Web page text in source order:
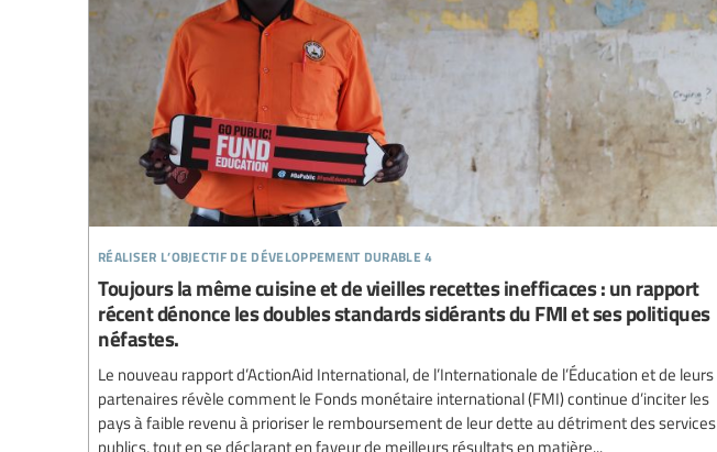
réaliser l’objectif de développement durable 4
Toujours la même cuisine et de vieilles recettes inefficaces : un rapport
récent dénonce les doubles standards sidérants du FMI et ses politiques
néfastes.
Le nouveau rapport d’ActionAid International, de l’Internationale de l’Éducation et de leurs
partenaires révèle comment le Fonds monétaire international (FMI) continue d’inciter les
pays à faible revenu à prioriser le remboursement de leur dette au détriment des services
publics, tout en se déclarant en faveur de meilleurs résultats en matière...